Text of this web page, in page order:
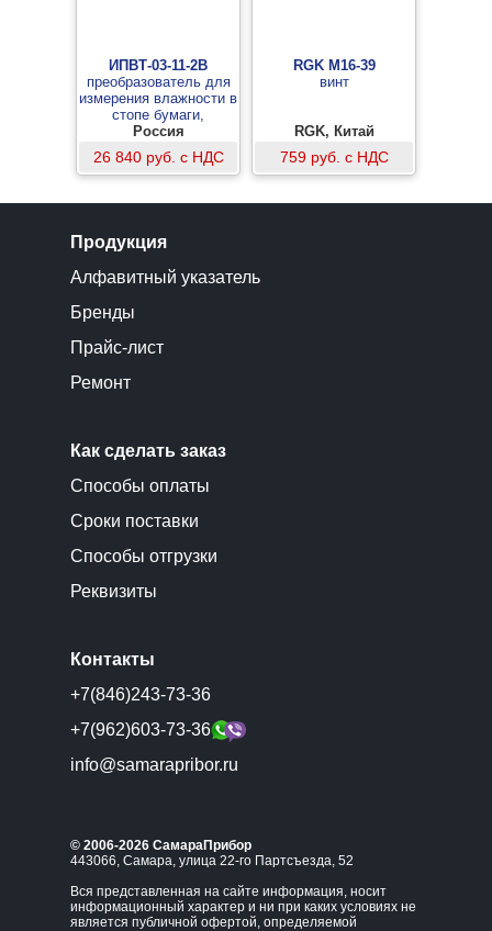
ИПВТ-03-11-2В
преобразователь для
измерения влажности в
стопе бумаги,
исполнение «штык-нож»
Россия
26 840 руб. с НДС
RGK M16-39
винт
RGK, Китай
759 руб. с НДС
Продукция
Алфавитный указатель
Бренды
Прайс-лист
Ремонт
Как сделать заказ
Способы оплаты
Сроки поставки
Способы отгрузки
Реквизиты
Контакты
+7(846)243-73-36
+7(962)603-73-36
info@samarapribor.ru
© 2006-2026 СамараПрибор
443066, Самара, улица 22-го Партсъезда, 52
Вся представленная на сайте информация, носит
информационный характер и ни при каких условиях не
является публичной офертой, определяемой